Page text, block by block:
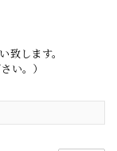
します。
い。）